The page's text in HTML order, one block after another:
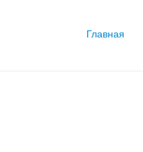
Главная